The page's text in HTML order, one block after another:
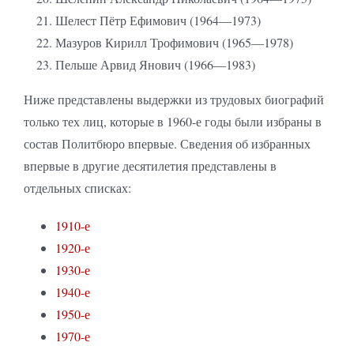
Шелест Пётр Ефимович (1964—1973)
Мазуров Кирилл Трофимович (1965—1978)
Пельше Арвид Янович (1966—1983)
Ниже представлены выдержки из трудовых биографий
только тех лиц, которые в 1960-е годы были избраны в
состав Политбюро впервые. Сведения об избранных
впервые в другие десятилетия представлены в
отдельных списках:
1910-е
1920-е
1930-е
1940-е
1950-е
1970-е